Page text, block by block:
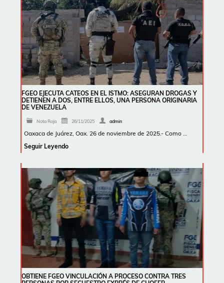
FGEO EJECUTA CATEOS EN EL ISTMO: ASEGURAN DROGAS Y
DETIENEN A DOS, ENTRE ELLOS, UNA PERSONA ORIGINARIA
DE VENEZUELA
Nota Roja 26/11/2025 admin
Oaxaca de Juárez, Oax. 26 de noviembre de 2025.- Como …
Seguir Leyendo
OBTIENE FGEO VINCULACIÓN A PROCESO CONTRA TRES